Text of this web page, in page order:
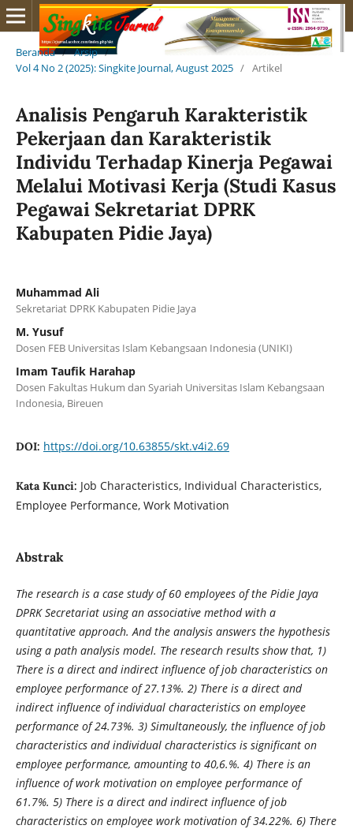
Beranda / Arsip /
Vol 4 No 2 (2025): Singkite Journal, August 2025 / Artikel
Analisis Pengaruh Karakteristik
Pekerjaan dan Karakteristik
Individu Terhadap Kinerja Pegawai
Melalui Motivasi Kerja (Studi Kasus
Pegawai Sekretariat DPRK
Kabupaten Pidie Jaya)
Muhammad Ali
Sekretariat DPRK Kabupaten Pidie Jaya
M. Yusuf
Dosen FEB Universitas Islam Kebangsaan Indonesia (UNIKI)
Imam Taufik Harahap
Dosen Fakultas Hukum dan Syariah Universitas Islam Kebangsaan
Indonesia, Bireuen
DOI: https://doi.org/10.63855/skt.v4i2.69
Kata Kunci: Job Characteristics, Individual Characteristics,
Employee Performance, Work Motivation
Abstrak
The research is a case study of 60 employees of the Pidie Jaya
DPRK Secretariat using an associative method with a
quantitative approach. And the analysis answers the hypothesis
using a path analysis model. The research results show that, 1)
There is a direct and indirect influence of job characteristics on
employee performance of 27.13%. 2) There is a direct and
indirect influence of individual characteristics on employee
performance of 24.73%. 3) Simultaneously, the influence of job
characteristics and individual characteristics is significant on
employee performance, amounting to 40,6.%. 4) There is an
influence of work motivation on employee performance of
61.7%. 5) There is a direct and indirect influence of job
characteristics on employee work motivation of 34.22%. 6) There